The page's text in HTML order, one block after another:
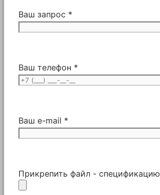
Ваш запрос *
Ваш телефон *
Ваш e-mail *
Прикрепить файл - спецификацию